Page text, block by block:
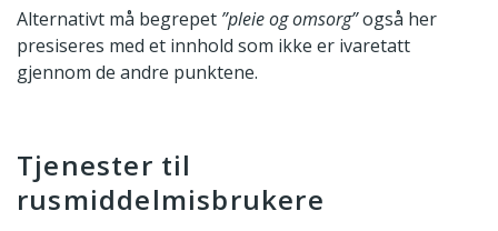
Alternativt må begrepet ”pleie og omsorg”også her
presiseres med et innhold som ikke er ivaretatt
gjennom de andre punktene.
Tjenester til
rusmiddelmisbrukere